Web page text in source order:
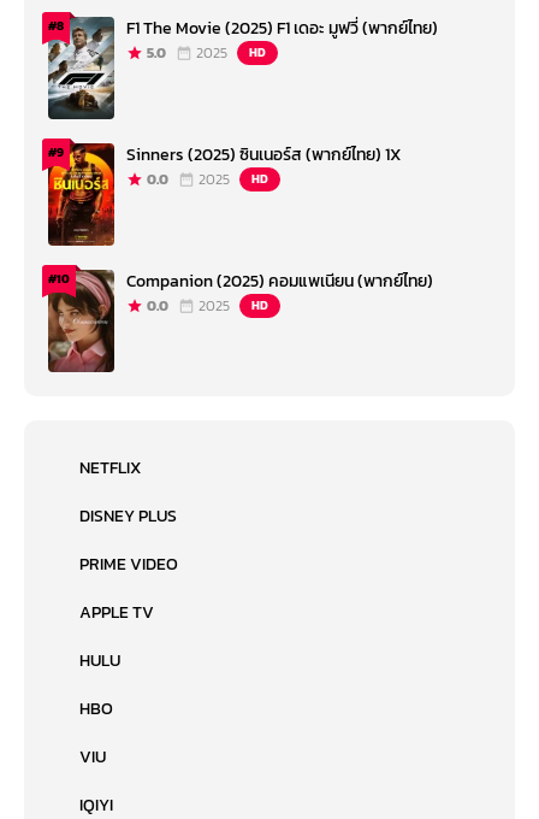
#8 F1 The Movie (2025) F1 เดอะ มูฟวี่ (พากย์ไทย)
5.0 2025 HD
#9 Sinners (2025) ซินเนอร์ส (พากย์ไทย) 1X
0.0 2025 HD
#10 Companion (2025) คอมแพเนียน (พากย์ไทย)
0.0 2025 HD
NETFLIX
DISNEY PLUS
PRIME VIDEO
APPLE TV
HULU
HBO
VIU
IQIYI